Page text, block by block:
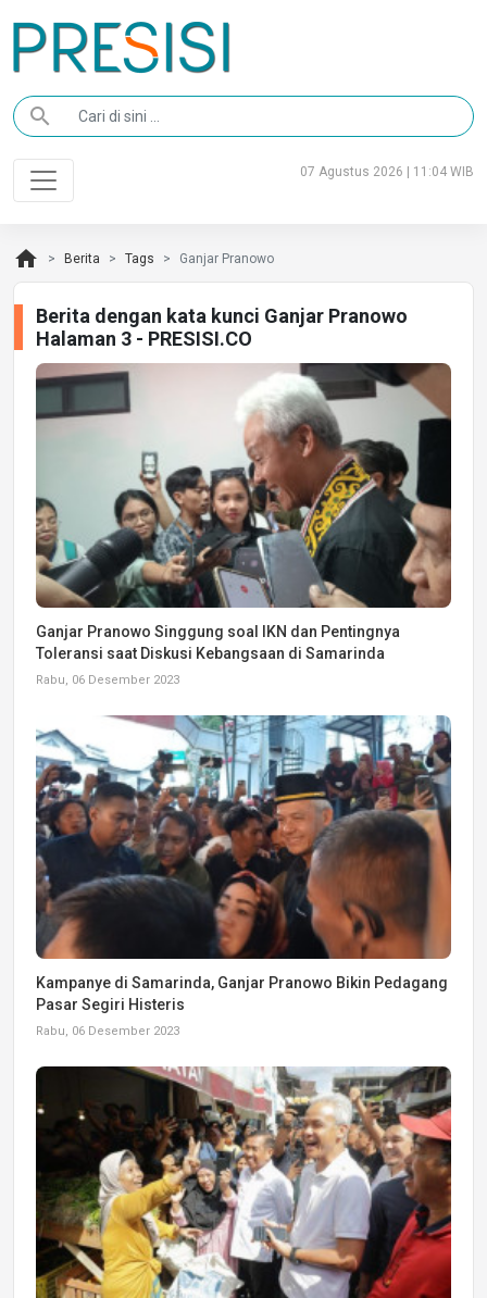
search
07 Agustus 2026 | 11:04 WIB
home Berita Tags Ganjar Pranowo
Berita dengan kata kunci Ganjar Pranowo
Halaman 3 - PRESISI.CO
Ganjar Pranowo Singgung soal IKN dan Pentingnya
Toleransi saat Diskusi Kebangsaan di Samarinda
Rabu, 06 Desember 2023
Kampanye di Samarinda, Ganjar Pranowo Bikin Pedagang
Pasar Segiri Histeris
Rabu, 06 Desember 2023